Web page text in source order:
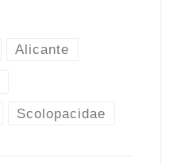
Alicante
Scolopacidae